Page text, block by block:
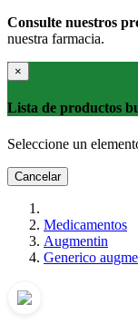
Consulte nuestros
nuestra farmacia.
×
Lista de productos
Seleccione un
Cancelar
Medicamentos
Augmentin
Generico